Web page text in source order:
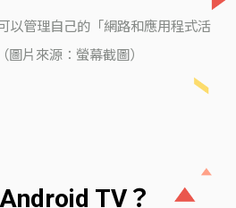
以管理自己的「網路和應用程式活
圖片來源：螢幕截圖）
TV？